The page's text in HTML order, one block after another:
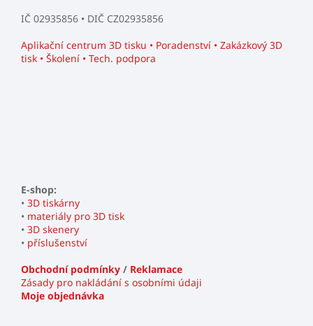
IČ 02935856 • DIČ CZ02935856
Aplikační centrum 3D tisku • Poradenství • Zakázkový 3D
tisk • Školení • Tech. podpora
E-shop:
• 3D tiskárny
• materiály pro 3D tisk
• 3D skenery
• příslušenství
Obchodní podmínky / Reklamace
Zásady pro nakládání s osobními údaji
Moje objednávka